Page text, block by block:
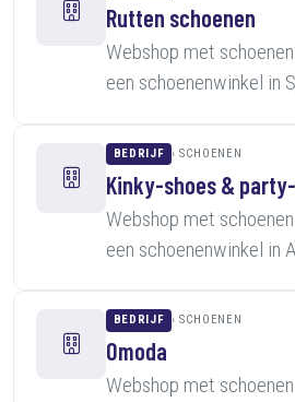
Rutten schoenen
Webshop met
een schoenenwinkel in
BEDRIJF SCHOENEN
Kinky-shoes &
Webshop met
een schoenenwinkel in
BEDRIJF SCHOENEN
Omoda
Webshop met